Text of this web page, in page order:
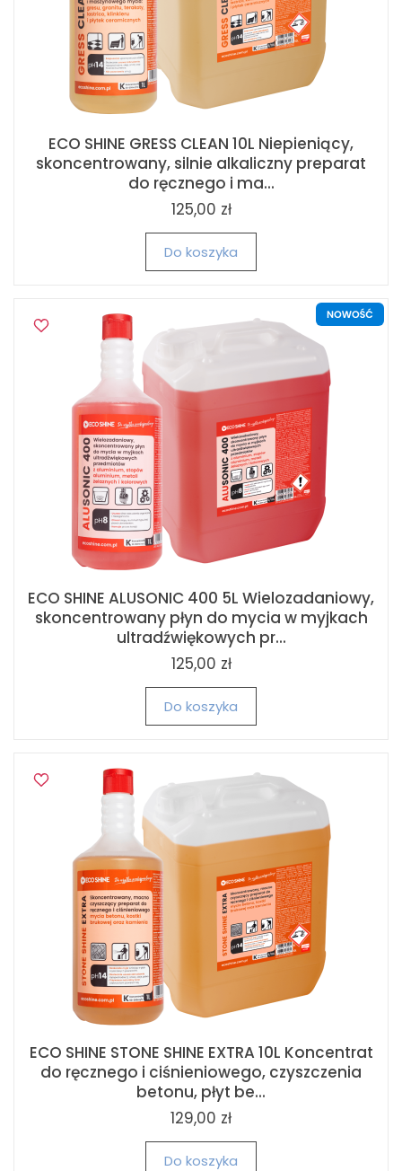
ECO SHINE GRESS CLEAN 10L Niepieniący,
skoncentrowany, silnie alkaliczny preparat
do ręcznego i ma...
125,00 zł
Do koszyka
ECO SHINE ALUSONIC 400 5L Wielozadaniowy,
skoncentrowany płyn do mycia w myjkach
ultradźwiękowych pr...
125,00 zł
Do koszyka
ECO SHINE STONE SHINE EXTRA 10L Koncentrat
do ręcznego i ciśnieniowego, czyszczenia
betonu, płyt be...
129,00 zł
Do koszyka